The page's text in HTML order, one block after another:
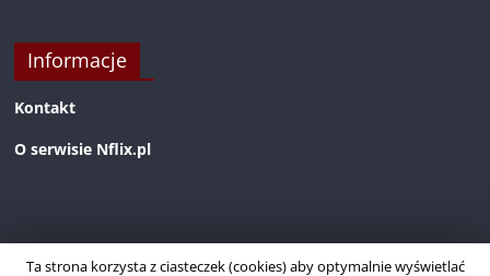
Informacje
Kontakt
O serwisie Nflix.pl
Ta strona korzysta z ciasteczek (cookies) aby optymalnie wyświetlać